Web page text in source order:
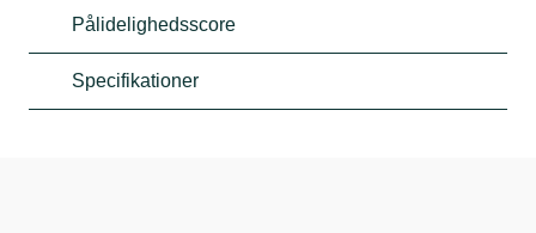
Pålidelighedsscore
Specifikationer